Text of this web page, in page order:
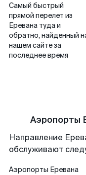
Самый быстрый
прямой перелет из
Еревана туда и
обратно, найденный
нашем сайте за
последнее время
Аэропорты
Направление
обслуживают
Аэропорты Еревана